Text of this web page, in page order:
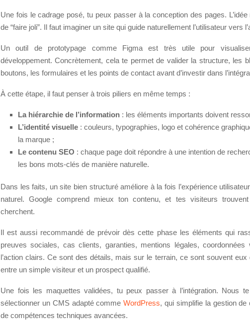
Une fois le cadrage posé, tu peux passer à la conception des pages. L’idée
de “faire joli”. Il faut imaginer un site qui guide naturellement l’utilisateur vers
Un outil de prototypage comme Figma est très utile pour
développement. Concrètement, cela te permet de valider la structure, les
boutons, les formulaires et les points de contact avant d’investir dans
À cette étape, il faut penser à trois piliers en même temps :
La hiérarchie de l’information : les éléments importants doivent
L’identité visuelle : couleurs, typographies, logo et cohérence
la marque ;
Le contenu SEO : chaque page doit répondre à une intention de
les bons mots-clés de manière naturelle.
Dans les faits, un site bien structuré améliore à la fois l’expérience
naturel. Google comprend mieux ton contenu, et tes visiteurs
cherchent.
Il est aussi recommandé de prévoir dès cette phase les éléments qui
preuves sociales, cas clients, garanties, mentions légales,
l’action clairs. Ce sont des détails, mais sur le terrain, ce sont souvent eux
entre un simple visiteur et un prospect qualifié.
Une fois les maquettes validées, tu peux passer à l’intégration. Nous
sélectionner un CMS adapté commeWordPress, qui simplifie la gestion
de compétences techniques avancées.